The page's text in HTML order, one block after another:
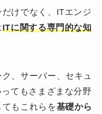
けでなく、ITエンジ
ITに関する専門的な知
、サーバー、セキュ
てもさまざまな分野
もこれらを基礎から